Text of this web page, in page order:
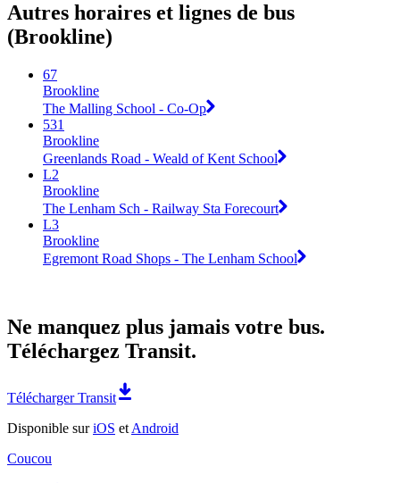
Autres horaires et lignes de bus
(Brookline)
67
Brookline
The Malling School - Co-Op
531
Brookline
Greenlands Road - Weald of Kent School
L2
Brookline
The Lenham Sch - Railway Sta Forecourt
L3
Brookline
Egremont Road Shops - The Lenham School
Ne manquez plus jamais votre bus.
Téléchargez Transit.
Télécharger Transit
Disponible suriOS et Android
Coucou